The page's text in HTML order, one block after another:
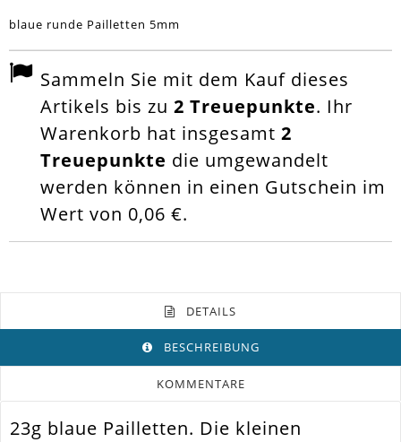
blaue runde Pailletten 5mm
Sammeln Sie mit dem Kauf dieses
Artikels bis zu 2 Treuepunkte. Ihr
Warenkorb hat insgesamt 2
Treuepunkte die umgewandelt
werden können in einen Gutschein im
Wert von 0,06 €.
DETAILS
BESCHREIBUNG
KOMMENTARE
Farbe Blau
23g blaue Pailletten. Die kleinen